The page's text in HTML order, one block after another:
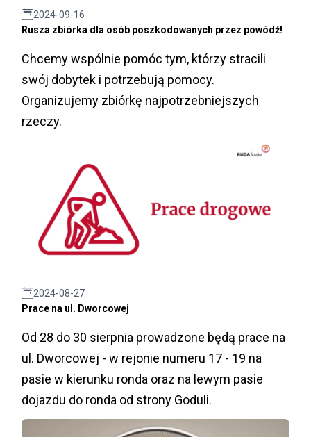
2024-09-16
Rusza zbiórka dla osób poszkodowanych przez powódź!
Chcemy wspólnie pomóc tym, którzy stracili
swój dobytek i potrzebują pomocy.
Organizujemy zbiórkę najpotrzebniejszych
rzeczy.
2024-08-27
Prace na ul. Dworcowej
Od 28 do 30 sierpnia prowadzone będą prace na
ul. Dworcowej - w rejonie numeru 17 - 19 na
pasie w kierunku ronda oraz na lewym pasie
dojazdu do ronda od strony Goduli.